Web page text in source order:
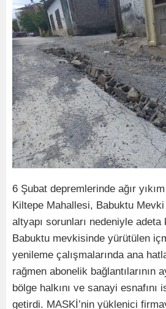
6 Şubat depremlerinde ağır
Kiltepe Mahallesi, Babuktu
altyapı sorunları nedeniyle
Babuktu mevkisinde yürütülen
yenileme çalışmalarında ana
rağmen abonelik bağlantılarının
bölge halkını ve sanayi esnafını
getirdi. MASKİ’nin yüklenici